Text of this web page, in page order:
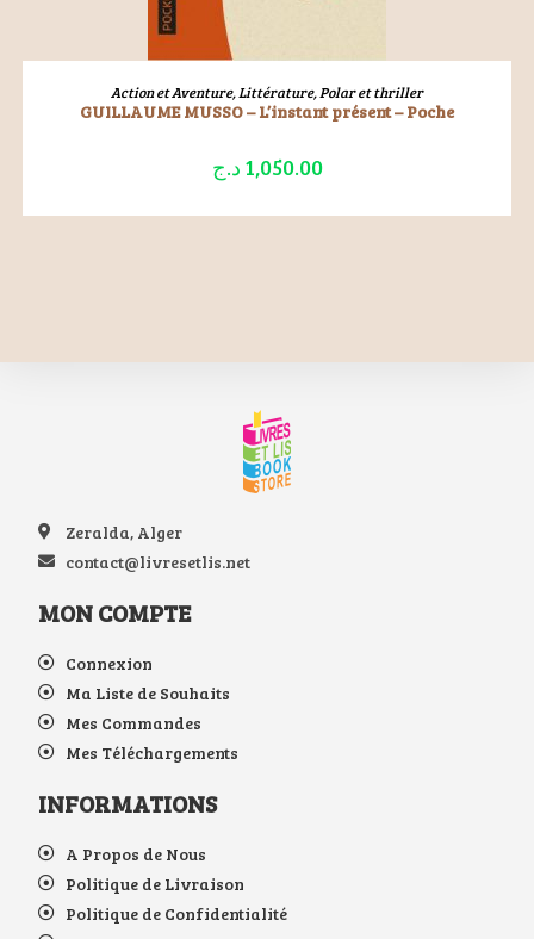
LIRE LA SUITE
Action et Aventure,Littérature,Polar et thriller
GUILLAUME MUSSO – L’instant présent – Poche
1,050.00 د.ج
Zeralda, Alger
contact@livresetlis.net
MON COMPTE
Connexion
Ma Liste de Souhaits
Mes Commandes
Mes Téléchargements
INFORMATIONS
A Propos de Nous
Politique de Livraison
Politique de Confidentialité